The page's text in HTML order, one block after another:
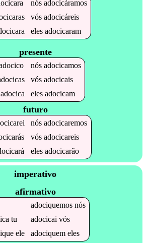
nós adocicáramos
vós adocicáreis
eles adocicaram
presente
nós adocicamos
vós adocicais
adocica eles adocicam
futuro
nósadocicaremos
vósadocicareis
elesadocicarão
imperativo
afirmativo
adociquemosnós
tu adocicai vós
ele adociquemeles